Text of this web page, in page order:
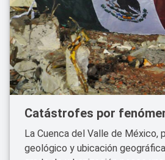
Catástrofes por
La Cuenca del Valle de México,
geológico y ubicación